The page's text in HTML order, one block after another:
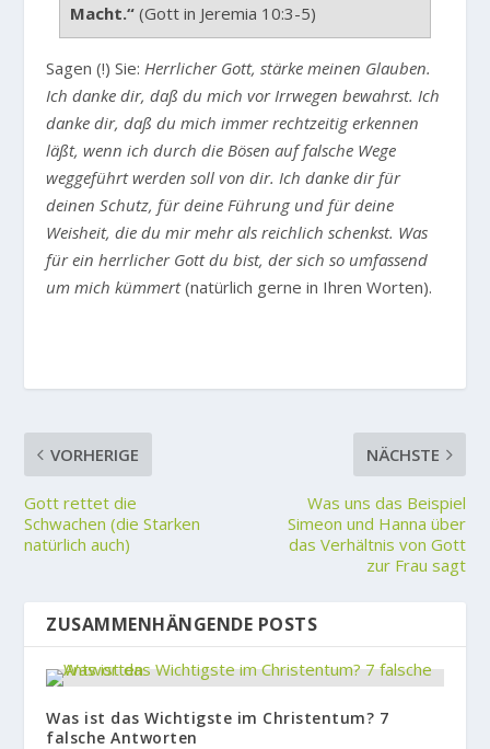
Macht.“(Gott in Jeremia 10:3-5)
Sagen (!) Sie: Herrlicher Gott, stärke meinen Glauben.
Ich danke dir, daß du mich vor Irrwegen bewahrst. Ich
danke dir, daß du mich immer rechtzeitig erkennen
läßt, wenn ich durch die Bösen auf falsche Wege
weggeführt werden soll von dir. Ich danke dir für
deinen Schutz, für deine Führung und für deine
Weisheit, die du mir mehr als reichlich schenkst. Was
für ein herrlicher Gott du bist, der sich so umfassend
um mich kümmert(natürlich gerne in Ihren Worten).
VORHERIGE
Gott rettet die
Schwachen (die Starken
natürlich auch)
NÄCHSTE
Was uns das Beispiel
Simeon und Hanna über
das Verhältnis von Gott
zur Frau sagt
ZUSAMMENHÄNGENDE POSTS
Was ist das Wichtigste im Christentum? 7
falsche Antworten